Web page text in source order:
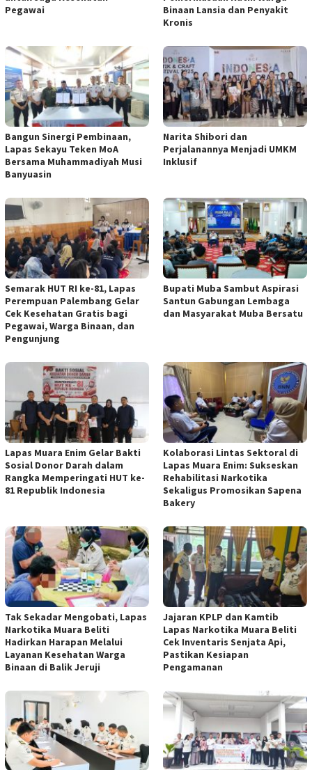
Pegawai
Binaan Lansia dan Penyakit
Kronis
Bangun Sinergi Pembinaan,
Lapas Sekayu Teken MoA
Bersama Muhammadiyah Musi
Banyuasin
Narita Shibori dan
Perjalanannya Menjadi UMKM
Inklusif
Semarak HUT RI ke-81, Lapas
Perempuan Palembang Gelar
Cek Kesehatan Gratis bagi
Pegawai, Warga Binaan, dan
Pengunjung
Bupati Muba Sambut Aspirasi
Santun Gabungan Lembaga
dan Masyarakat Muba Bersatu
Lapas Muara Enim Gelar Bakti
Sosial Donor Darah dalam
Rangka Memperingati HUT ke-
81 Republik Indonesia
Kolaborasi Lintas Sektoral di
Lapas Muara Enim: Sukseskan
Rehabilitasi Narkotika
Sekaligus Promosikan Sapena
Bakery
Tak Sekadar Mengobati, Lapas
Narkotika Muara Beliti
Hadirkan Harapan Melalui
Layanan Kesehatan Warga
Binaan di Balik Jeruji
Jajaran KPLP dan Kamtib
Lapas Narkotika Muara Beliti
Cek Inventaris Senjata Api,
Pastikan Kesiapan
Pengamanan